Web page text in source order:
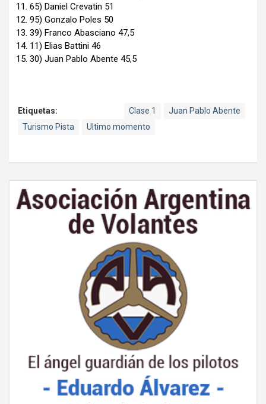
65) Daniel Crevatin 51
95) Gonzalo Poles 50
39) Franco Abasciano 47,5
11) Elias Battini 46
30) Juan Pablo Abente 45,5
Etiquetas: Clase 1
Juan Pablo Abente
Turismo Pista
Ultimo momento